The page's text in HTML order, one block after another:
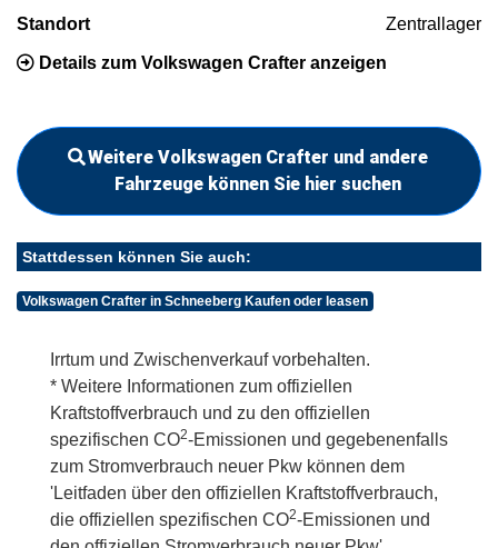
Standort Zentrallager
Details zum Volkswagen Crafter anzeigen
Weitere Volkswagen Crafter und andere
Fahrzeuge können Sie hier suchen
Stattdessen können Sie auch:
Volkswagen Crafter in Schneeberg Kaufen oder leasen
Irrtum und Zwischenverkauf vorbehalten.
* Weitere Informationen zum offiziellen
Kraftstoffverbrauch und zu den offiziellen
spezifischen CO2-Emissionen und gegebenenfalls
zum Stromverbrauch neuer Pkw können dem
'Leitfaden über den offiziellen Kraftstoffverbrauch,
die offiziellen spezifischen CO2-Emissionen und